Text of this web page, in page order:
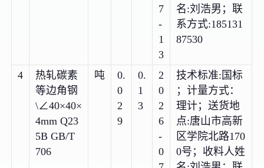
7
-
1
3
名:刘浩男；联
系方式:185131
87530
4
热轧碳素
等边角钢
\∠40×40×
4mm Q23
5B GB/T
706
吨
0.
0
2
9
0.
1
3
2
0
2
6
-
0
技术标准:国标
；计量方式：
理计；送货地
点:唐山市高新
区学院北路170
0号；收料人姓